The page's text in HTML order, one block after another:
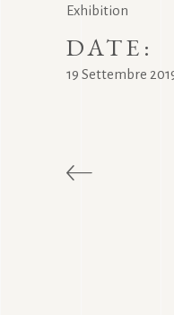
Exhibition
DATE:
19 Settembre